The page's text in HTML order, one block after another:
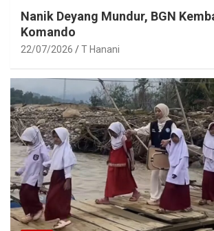
Nanik Deyang Mundur, BGN
Komando
22/07/2026 T Hanani